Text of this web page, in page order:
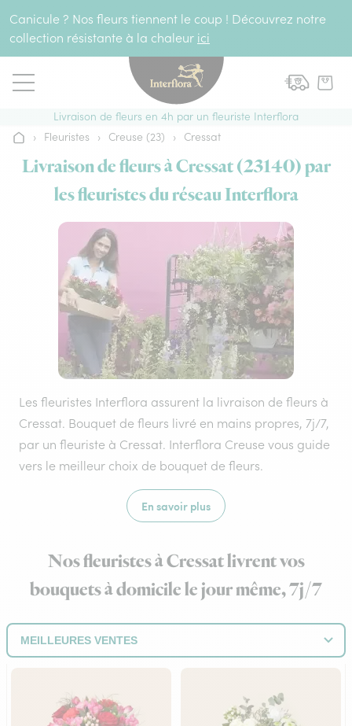
Canicule ? Nos fleurs tiennent le coup ! Découvrez notre
collection résistante à la chaleur ici
Livraison de fleurs en 4h par un fleuriste Interflora
Accueil
› Fleuristes › Creuse (23) › Cressat
Livraison de fleurs à Cressat (23140) par
les fleuristes du réseau Interflora
Les fleuristes Interflora assurent la livraison de fleurs à
Cressat. Bouquet de fleurs livré en mains propres, 7j/7,
par un fleuriste à Cressat. Interflora Creuse vous guide
vers le meilleur choix de bouquet de fleurs.
En savoir plus
Nos fleuristes à Cressat livrent vos
bouquets à domicile le jour même, 7j/7